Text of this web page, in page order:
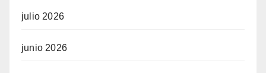
julio 2026
junio 2026